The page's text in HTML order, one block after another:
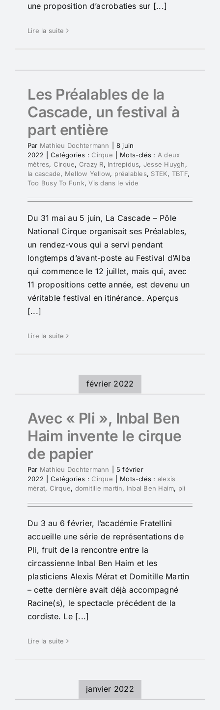
une proposition d’acrobaties sur [...]
Lire la suite
Les Préalables de la
Cascade, un festival à
part entière
Par Mathieu Dochtermann
8 juin
2022
Catégories : Cirque Mots-clés : A deux
mètres, Cirque, Crazy R, Intrepidus, Jesse Huygh,
la cascade, Mellow Yellow, préalables, STEK, TBTF,
Too Busy To Funk,Vis dans le vide
Du 31 mai au 5 juin, La Cascade – Pôle
National Cirque organisait ses Préalables,
un rendez-vous qui a servi pendant
longtemps d’avant-poste au Festival d’Alba
qui commence le 12 juillet, mais qui, avec
11 propositions cette année, est devenu un
véritable festival en itinérance. Aperçus
[...]
Lire la suite
février 2022
Avec « Pli », Inbal Ben
Haim invente le cirque
de papier
Par Mathieu Dochtermann
5 février
2022
Catégories : Cirque Mots-clés : alexis
mérat, Cirque, domitille martin, Inbal Ben Haim, pli
Du 3 au 6 février, l’académie Fratellini
accueille une série de représentations de
Pli, fruit de la rencontre entre la
circassienne Inbal Ben Haim et les
plasticiens Alexis Mérat et Domitille Martin
– cette dernière avait déjà accompagné
Racine(s), le spectacle précédent de la
cordiste. Le [...]
Lire la suite
janvier 2022